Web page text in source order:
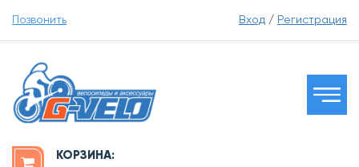
Позвонить Вход / Регистрация
КОРЗИНА: